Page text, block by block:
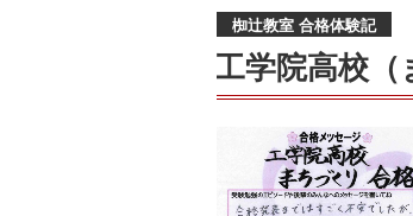
日:椥辻教室 合格体験記
工学院高校